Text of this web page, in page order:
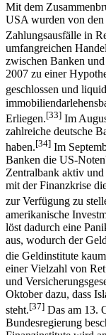
Mit dem
USA wurden von den
Zahlungsausfälle in
umfangreichen
zwischen Banken
2007 zu einer
geschlossen und
Erliegen.[33] Im
zahlreiche deutsche
haben.[34] Im
Banken die US-
Zentralbank aktiv und
mit der Finanzkrise
zur Verfügung zu
amerikanische
löst dadurch eine
aus, wodurch der
die Geldinstitute
einer Vielzahl von
und
Oktober dazu, dass
steht.[37] Das am 13.
Bundesregierung